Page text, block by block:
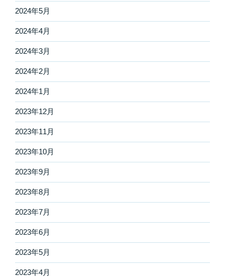
2024年5月
2024年4月
2024年3月
2024年2月
2024年1月
2023年12月
2023年11月
2023年10月
2023年9月
2023年8月
2023年7月
2023年6月
2023年5月
2023年4月